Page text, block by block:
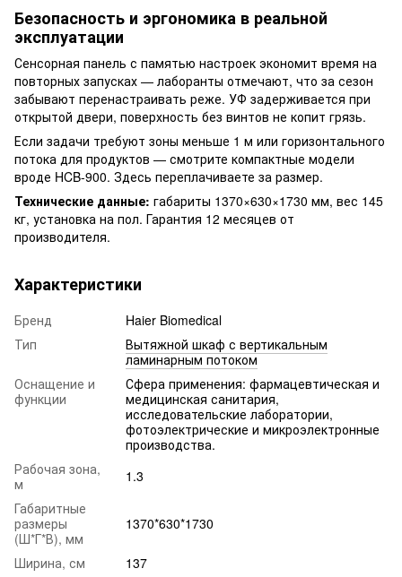
Безопасность и эргономика в реальной
эксплуатации
Сенсорная панель с памятью настроек экономит время на
повторных запусках — лаборанты отмечают, что за сезон
забывают перенастраивать реже. УФ задерживается при
открытой двери, поверхность без винтов не копит грязь.
Если задачи требуют зоны меньше 1 м или горизонтального
потока для продуктов — смотрите компактные модели
вроде HCB-900. Здесь переплачиваете за размер.
Технические данные: габариты 1370×630×1730 мм, вес 145
кг, установка на пол. Гарантия 12 месяцев от
производителя.
Характеристики
Бренд
Haier Biomedical
Тип
Вытяжной шкаф с вертикальным
ламинарным потоком
Оснащение и
функции
Сфера применения: фармацевтическая и
медицинская санитария,
исследовательские лаборатории,
фотоэлектрические и микроэлектронные
производства.
Рабочая зона,
м
1.3
Габаритные
размеры
(Ш*Г*В), мм
1370*630*1730
Ширина, см
137